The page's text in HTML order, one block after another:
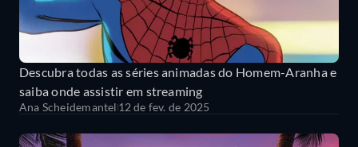
Descubra todas as séries animadas do Homem-Aranha e
saiba onde assistir em streaming
Ana Scheidemantel12 de fev. de 2025